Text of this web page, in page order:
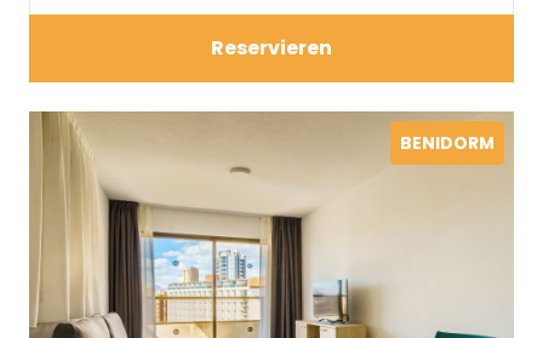
Reservieren
BENIDORM